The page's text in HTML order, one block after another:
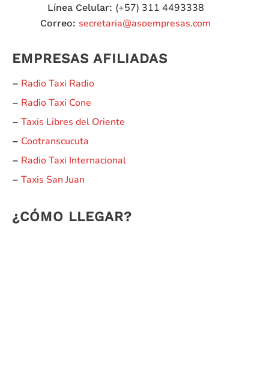
Línea Celular: (+57) 311 4493338
Correo: secretaria@asoempresas.com
EMPRESAS AFILIADAS
– Radio Taxi Radio
– Radio Taxi Cone
– Taxis Libres del Oriente
– Cootranscucuta
– Radio Taxi Internacional
– Taxis San Juan
¿CÓMO LLEGAR?